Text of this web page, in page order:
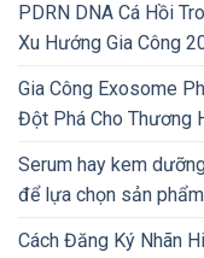
PDRN DNA Cá Hồi
Xu Hướng Gia Công
Gia Công Exosome
Đột Phá Cho Thương
Serum hay kem
để lựa chọn sản
Cách Đăng Ký Nhãn